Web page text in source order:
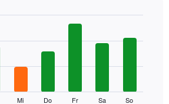
Mi Do Fr Sa So